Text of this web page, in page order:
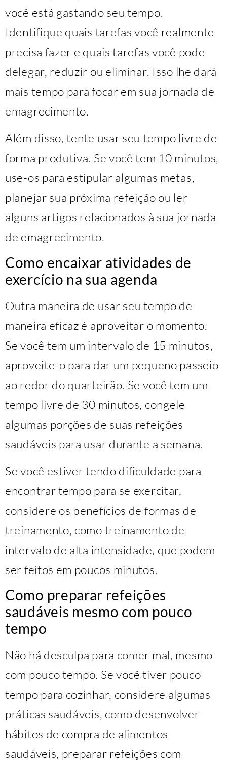
você está gastando seu tempo.
Identifique quais tarefas você realmente
precisa fazer e quais tarefas você pode
delegar, reduzir ou eliminar. Isso lhe dará
mais tempo para focar em sua jornada de
emagrecimento.
Além disso, tente usar seu tempo livre de
forma produtiva. Se você tem 10 minutos,
use-os para estipular algumas metas,
planejar sua próxima refeição ou ler
alguns artigos relacionados à sua jornada
de emagrecimento.
Como encaixar atividades de
exercício na sua agenda
Outra maneira de usar seu tempo de
maneira eficaz é aproveitar o momento.
Se você tem um intervalo de 15 minutos,
aproveite-o para dar um pequeno passeio
ao redor do quarteirão. Se você tem um
tempo livre de 30 minutos, congele
algumas porções de suas refeições
saudáveis para usar durante a semana.
Se você estiver tendo dificuldade para
encontrar tempo para se exercitar,
considere os benefícios de formas de
treinamento, como treinamento de
intervalo de alta intensidade, que podem
ser feitos em poucos minutos.
Como preparar refeições
saudáveis mesmo com pouco
tempo
Não há desculpa para comer mal, mesmo
com pouco tempo. Se você tiver pouco
tempo para cozinhar, considere algumas
práticas saudáveis, como desenvolver
hábitos de compra de alimentos
saudáveis, preparar refeições com